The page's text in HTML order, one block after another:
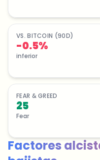
VS. BITCOIN (90D)
-0.5%
inferior
FEAR & GREED
25
Fear
Factores